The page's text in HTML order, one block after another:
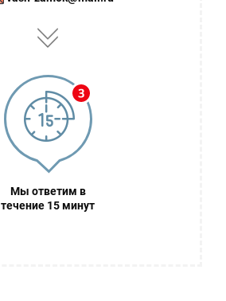
Мы ответим в
течение 15 минут